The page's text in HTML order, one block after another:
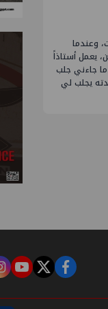
وعندما
يعمل أستاذاً
جاءني جلب
يجلب لي
facebook
twitter